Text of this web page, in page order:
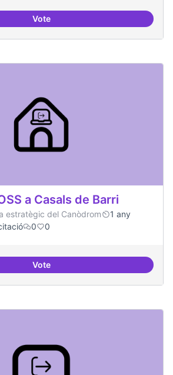
VoteÀrees de formació definides i
a Casals de Barri
estratègic del Canòdrom
1 any
0 0
VoteFormació FLOSS a Casals de